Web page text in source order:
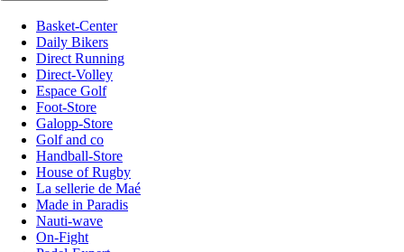
Basket-Center
Daily Bikers
Direct Running
Direct-Volley
Espace Golf
Foot-Store
Galopp-Store
Golf and co
Handball-Store
House of Rugby
La sellerie de Maé
Made in Paradis
Nauti-wave
On-Fight